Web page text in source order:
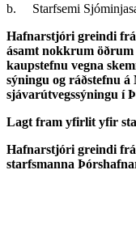
b. Starfsemi
Hafnarstjóri greindi
ásamt nokkrum
kaupstefnu vegna
sýningu og ráðstefnu
sjávarútvegssýningu í
Lagt fram yfirlit yfir
Hafnarstjóri greindi
starfsmanna